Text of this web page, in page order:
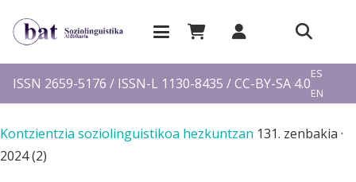
ISSN 2659-5176 / ISSN-L 1130-8435 / CC-BY-SA 4.0
ES
EN
Kontzientzia soziolinguistikoa hezkuntzan 131. zenbakia ·
2024 (2)